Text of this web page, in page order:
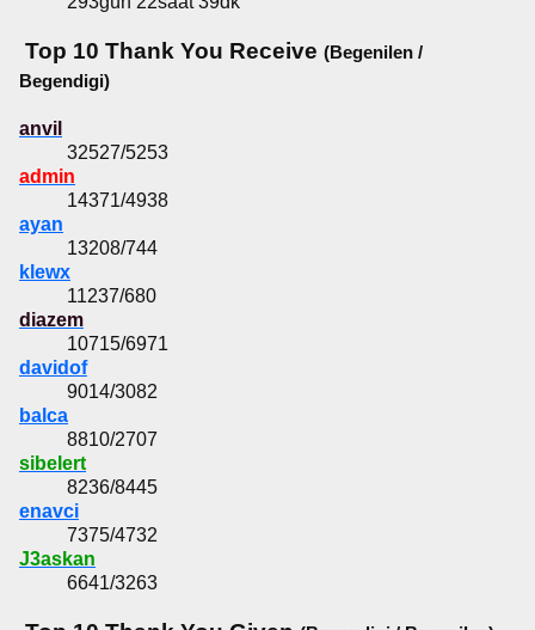
Top 10 Thank You Receive (Begenilen /
Begendigi)
anvil
32527/5253
admin
14371/4938
ayan
13208/744
klewx
11237/680
diazem
10715/6971
davidof
9014/3082
balca
8810/2707
sibelert
8236/8445
enavci
7375/4732
J3askan
6641/3263